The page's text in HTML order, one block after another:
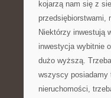
kojarzą nam się z
przedsiębiorstwami,
Niektórzy inwestują
inwestycja wybitnie
dużo wyższą.
wszyscy posiadamy
nieruchomości,